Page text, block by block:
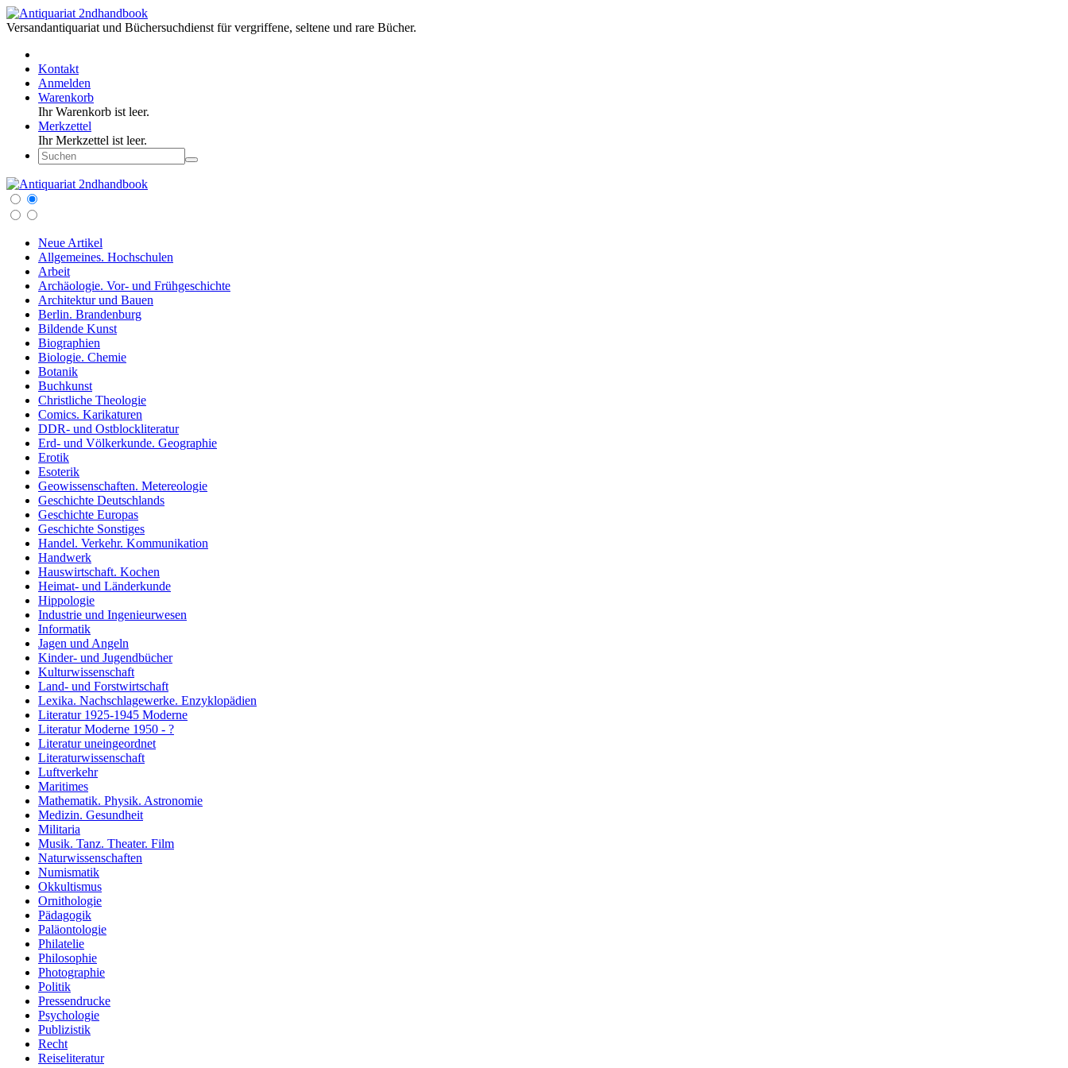
Versandantiquariat und Büchersuchdienst für vergriffene, seltene und rare Bücher.
Kontakt
Anmelden
Warenkorb
Ihr Warenkorb ist leer.
Merkzettel
Ihr Merkzettel ist leer.
Neue Artikel
Allgemeines. Hochschulen
Arbeit
Archäologie. Vor- und Frühgeschichte
Architektur und Bauen
Berlin. Brandenburg
Bildende Kunst
Biographien
Biologie. Chemie
Botanik
Buchkunst
Christliche Theologie
Comics. Karikaturen
DDR- und Ostblockliteratur
Erd- und Völkerkunde. Geographie
Erotik
Esoterik
Geowissenschaften. Metereologie
Geschichte Deutschlands
Geschichte Europas
Geschichte Sonstiges
Handel. Verkehr. Kommunikation
Handwerk
Hauswirtschaft. Kochen
Heimat- und Länderkunde
Hippologie
Industrie und Ingenieurwesen
Informatik
Jagen und Angeln
Kinder- und Jugendbücher
Kulturwissenschaft
Land- und Forstwirtschaft
Lexika. Nachschlagewerke. Enzyklopädien
Literatur 1925-1945 Moderne
Literatur Moderne 1950 - ?
Literatur uneingeordnet
Literaturwissenschaft
Luftverkehr
Maritimes
Mathematik. Physik. Astronomie
Medizin. Gesundheit
Militaria
Musik. Tanz. Theater. Film
Naturwissenschaften
Numismatik
Okkultismus
Ornithologie
Pädagogik
Paläontologie
Philatelie
Philosophie
Photographie
Politik
Pressendrucke
Psychologie
Publizistik
Recht
Reiseliteratur